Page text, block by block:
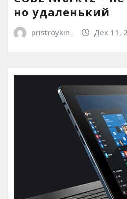
но удаленький
pristroykin_ Дек 11,